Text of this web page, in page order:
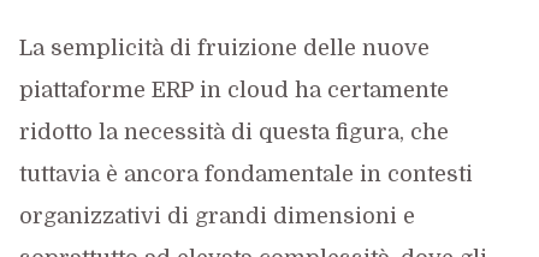
La semplicità di fruizione delle nuove
piattaforme ERP in cloud ha certamente
ridotto la necessità di questa figura, che
tuttavia è ancora fondamentale in contesti
organizzativi di grandi dimensioni e